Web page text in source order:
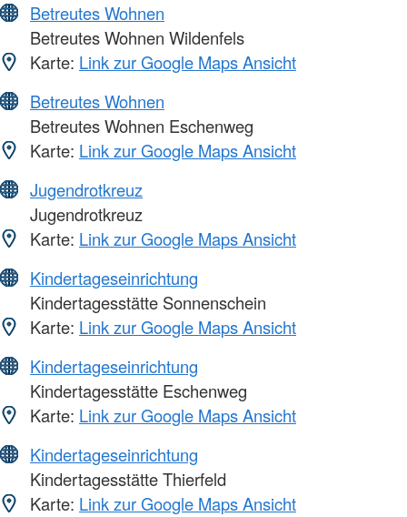
Betreutes Wohnen
Betreutes Wohnen Wildenfels
Karte: Link zur Google Maps Ansicht
Betreutes Wohnen
Betreutes Wohnen Eschenweg
Karte: Link zur Google Maps Ansicht
Jugendrotkreuz
Jugendrotkreuz
Karte: Link zur Google Maps Ansicht
Kindertageseinrichtung
Kindertagesstätte Sonnenschein
Karte: Link zur Google Maps Ansicht
Kindertageseinrichtung
Kindertagesstätte Eschenweg
Karte: Link zur Google Maps Ansicht
Kindertageseinrichtung
Kindertagesstätte Thierfeld
Karte: Link zur Google Maps Ansicht